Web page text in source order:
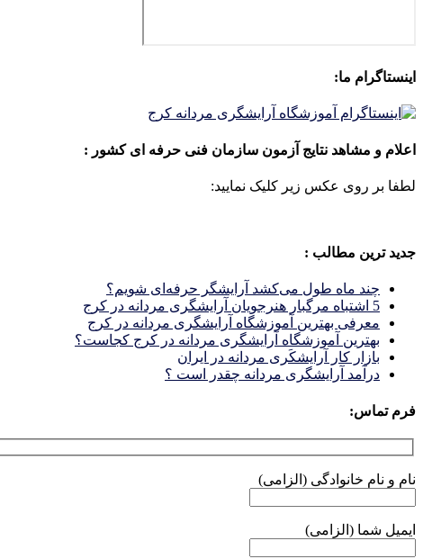
اینستاگرام ما:
اعلام و مشاهد نتایج آزمون سازمان فنی حرفه ای کشور :
لطفا بر روی عکس زیر کلیک نمایید:
جدید ترین مطالب :
چند ماه طول می‌کشد آرایشگر حرفه‌ای شویم؟
5 اشتباه مرگبار هنرجویان آرایشگری مردانه در کرج
معرفی بهترین آموزشگاه آرایشگری مردانه در کرج
بهترین آموزشگاه آرایشگری مردانه در کرج کجاست؟
بازار كار آرايشكَرى مردانه در ايران
درآمد آرایشگری مردانه چقدر است ؟
فرم تماس:
نام و نام خانوادگی (الزامی)
ایمیل شما (الزامی)